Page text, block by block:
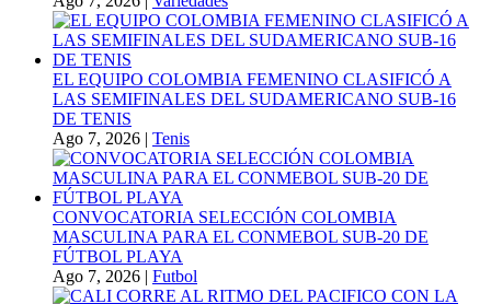
EL EQUIPO COLOMBIA FEMENINO CLASIFICÓ A
LAS SEMIFINALES DEL SUDAMERICANO SUB-16
DE TENIS
Ago 7, 2026 | Tenis
CONVOCATORIA SELECCIÓN COLOMBIA
MASCULINA PARA EL CONMEBOL SUB-20 DE
FÚTBOL PLAYA
Ago 7, 2026 | Futbol